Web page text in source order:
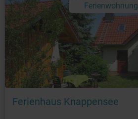
Ferienwohnung
Ferienhaus Knappensee